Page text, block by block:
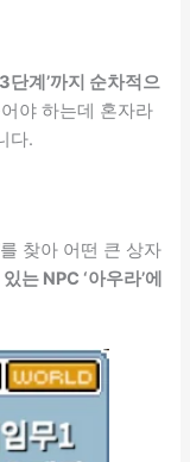
단계’까지 순차적으
야 하는데 혼자라
다.
를 찾아 어떤 큰 상자
는 NPC ‘아우라’에